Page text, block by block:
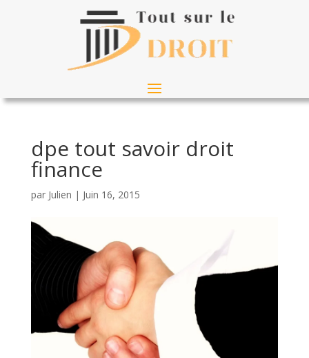
dpe tout savoir droit
finance
par Julien | Juin 16, 2015